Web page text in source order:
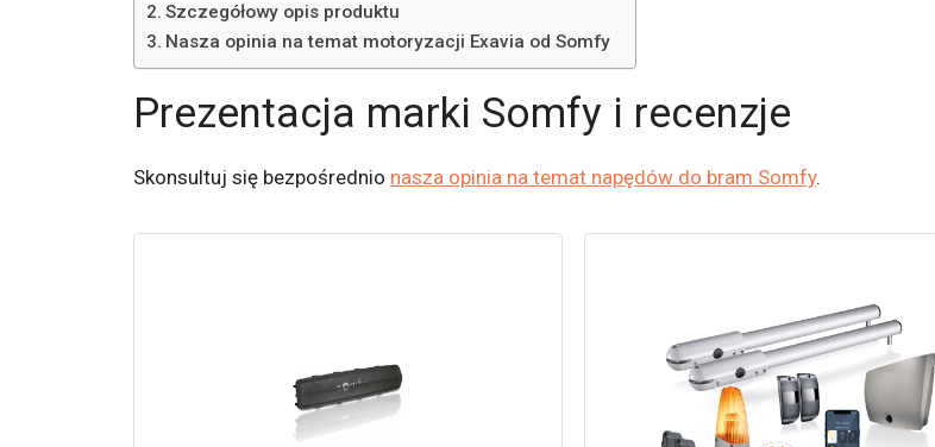
Szczegółowy opis produktu
Nasza opinia na temat motoryzacji Exavia od Somfy
Prezentacja marki Somfy i recenzje
Skonsultuj się bezpośrednio nasza opinia na temat napędów do bram Somfy.